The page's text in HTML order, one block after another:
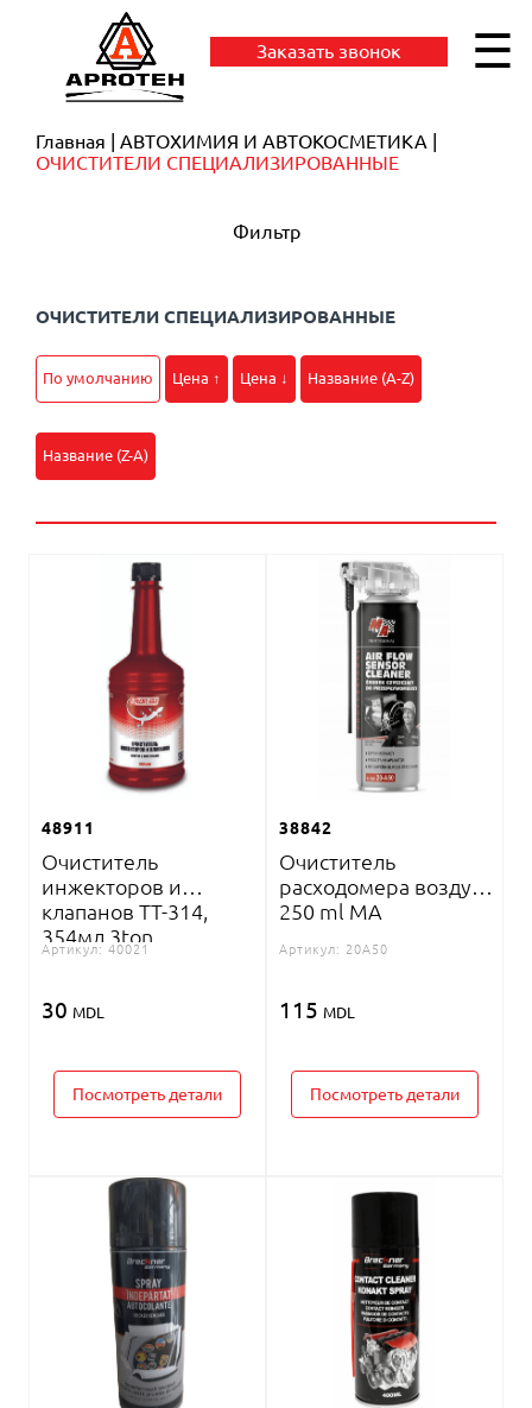
Заказать звонок ☰
Главная
АВТОХИМИЯ И АВТОКОСМЕТИКА
ОЧИСТИТЕЛИ СПЕЦИАЛИЗИРОВАННЫЕ
Фильтр
ОЧИСТИТЕЛИ СПЕЦИАЛИЗИРОВАННЫЕ
По умолчанию Цена ↑ Цена ↓ Название (A-Z)
Название (Z-A)
48911
Очиститель
инжекторов и
клапанов TT-314,
354мл 3ton
Артикул: 40021
30 MDL
Посмотреть детали
38842
Очиститель
расходомера воздуха
250 ml MA
Артикул: 20A50
115 MDL
Посмотреть детали